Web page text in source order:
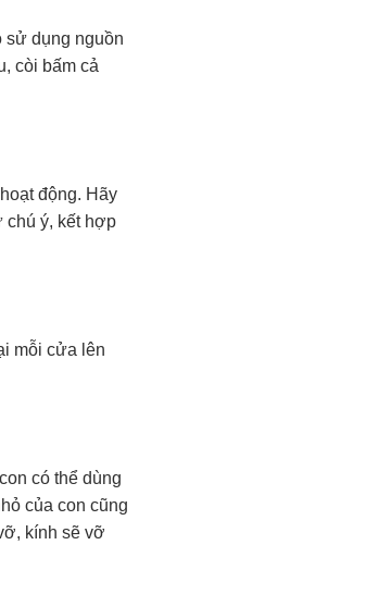
sử dụng nguồn
còi bấm cả
động. Hãy
chú ý, kết hợp
mỗi cửa lên
có thể dùng
của con cũng
kính sẽ vỡ